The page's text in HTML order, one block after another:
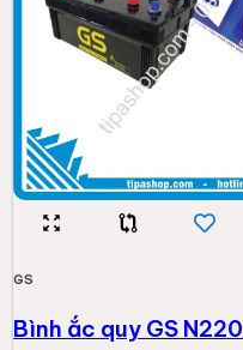
GS
Bình ắc quy GS N220